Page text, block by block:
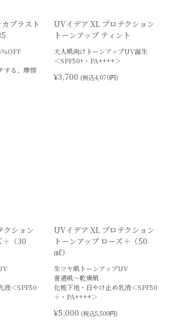
カプラスト
OFF
する、摩擦
UVイデア XL プロテクション
トーンアップ ティント
大人肌向けトーンアップUV誕生
＜SPF50+・PA++++＞
¥3,700 (税込4,070円)
クション
＋（30
液＜SPF50
UVイデア XL プロテクション
トーンアップ ローズ＋（50
㎖）
生ツヤ肌トーンアップUV
普通肌～乾燥肌
化粧下地・日やけ止め乳液＜SPF50
＋・PA++++＞
¥5,000 (税込5,500円)